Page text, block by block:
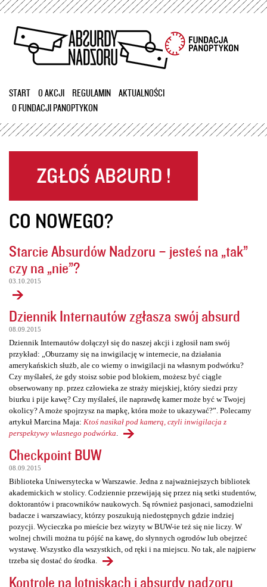
Przejdź
treści
START O AKCJI REGULAMIN
AKTUALNOŚCI
O FUNDACJI PANOPTYKON
CO NOWEGO?
Starcie Absurdów Nadzoru – jesteś na „tak”
czy na „nie”?
03.10.2015
Dziennik Internautów zgłasza swój absurd
08.09.2015
Dziennik Internautów dołączył się do naszej akcji i zgłosił nam swój
przykład: „Oburzamy się na inwigilację w internecie, na działania
amerykańskich służb, ale co wiemy o inwigilacji na własnym podwórku?
Czy myślałeś, że gdy stoisz sobie pod blokiem, możesz być ciągle
obserwowany np. przez człowieka ze straży miejskiej, który siedzi przy
biurku i pije kawę? Czy myślałeś, ile naprawdę kamer może być w Twojej
okolicy? A może spojrzysz na mapkę, która może to ukazywać?”. Polecamy
artykuł Marcina Maja: Ktoś nasikał pod kamerą, czyli inwigilacja z
perspektywy własnego podwórka
Checkpoint BUW
08.09.2015
Biblioteka Uniwersytecka w Warszawie. Jedna z najważniejszych bibliotek
akademickich w stolicy. Codziennie przewijają się przez nią setki studentów,
doktorantów i pracowników naukowych. Są również pasjonaci, samodzielni
badacze i warszawiacy, którzy poszukują niedostępnych gdzie indziej
pozycji. Wycieczka po mieście bez wizyty w BUW-ie też się nie liczy. W
wolnej chwili można tu pójść na kawę, do słynnych ogrodów lub obejrzeć
wystawę. Wszystko dla wszystkich, od ręki i na miejscu. No tak, ale najpierw
trzeba się dostać do środka.
Kontrole na lotniskach i absurdy nadzoru